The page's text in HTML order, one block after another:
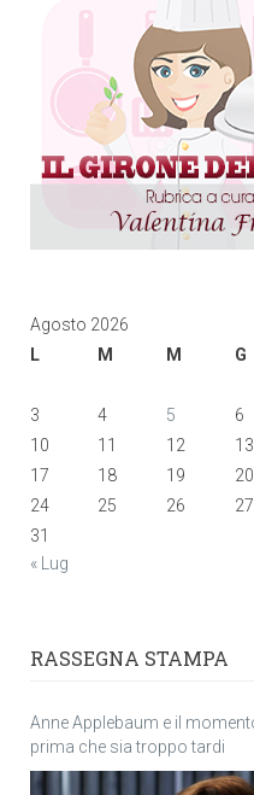
Agosto 2026
L
M M G
3
4 5 6
10
11 12 13
17
18 19 20
24
25 26 27
31
« Lug
RASSEGNA STAMPA
Anne Applebaum e il
prima che sia troppo tardi